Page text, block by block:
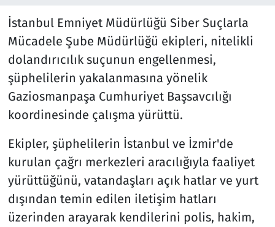
İstanbul Emniyet Müdürlüğü Siber Suçlarla
Mücadele Şube Müdürlüğü ekipleri, nitelikli
dolandırıcılık suçunun engellenmesi,
şüphelilerin yakalanmasına yönelik
Gaziosmanpaşa Cumhuriyet Başsavcılığı
koordinesinde çalışma yürüttü.
Ekipler, şüphelilerin İstanbul ve İzmir'de
kurulan çağrı merkezleri aracılığıyla faaliyet
yürüttüğünü, vatandaşları açık hatlar ve yurt
dışından temin edilen iletişim hatları
üzerinden arayarak kendilerini polis, hakim,
Seçim 2023
Spor
Teknoloji ve Bilim
Televizyon